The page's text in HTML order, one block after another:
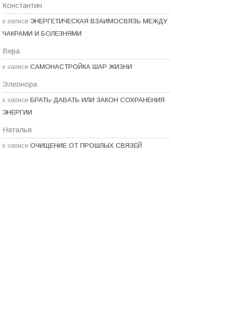
Константин
к записи ЭНЕРГЕТИЧЕСКАЯ ВЗАИМОСВЯЗЬ МЕЖДУ
ЧАКРАМИ И БОЛЕЗНЯМИ
Вера
к записи САМОНАСТРОЙКА ШАР ЖИЗНИ
Элеонора
к записи БРАТЬ-ДАВАТЬ ИЛИ ЗАКОН СОХРАНЕНИЯ
ЭНЕРГИИ
Наталья
к записи ОЧИЩЕНИЕ ОТ ПРОШЛЫХ СВЯЗЕЙ